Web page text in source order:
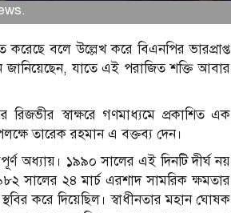
বলে উল্লেখ করে বিএনপির ভারপ্রাপ্ত
জানিয়েছেন, যাতে এই পরাজিত শক্তি আবার
স্বাক্ষরে গণমাধ্যমে প্রকাশিত এক
তারেক রহমান এ বক্তব্য দেন।
অধ্যায়। ১৯৯০ সালের এই দিনটি দীর্ঘ নয়
সালের ২৪ মার্চ এরশাদ সামরিক ক্ষমতার
করে দিয়েছিল। স্বাধীনতার মহান ঘোষক